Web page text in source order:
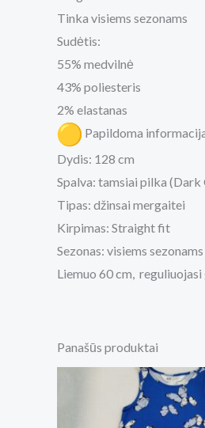
Tinka visiems sezonams
Sudėtis:
55% medvilnė
43% poliesteris
2% elastanas
Papildoma
Dydis: 128 cm
Spalva: tamsiai pilka (Dark
Tipas: džinsai mergaitei
Kirpimas: Straight fit
Sezonas: visiems sezonams
Liemuo 60 cm,
Panašūs produktai